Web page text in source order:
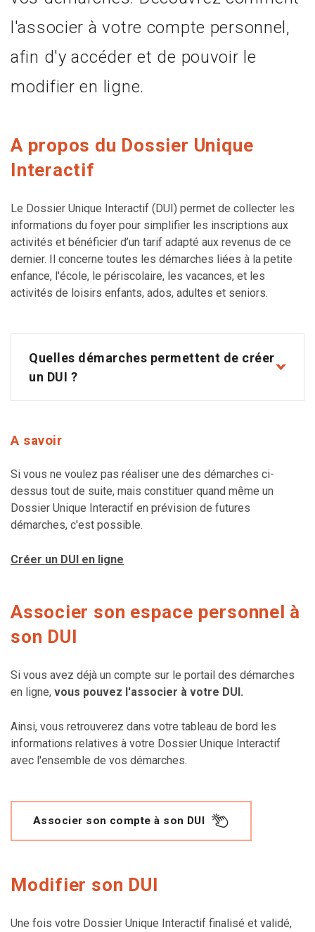
l'associer à votre compte personnel,
afin d'y accéder et de pouvoir le
modifier en ligne.
A propos du Dossier Unique
Interactif
Le Dossier Unique Interactif (DUI) permet de collecter les
informations du foyer pour simplifier les inscriptions aux
activités et bénéficier d’un tarif adapté aux revenus de ce
dernier. Il concerne toutes les démarches liées à la petite
enfance, l'école, le périscolaire, les vacances, et les
activités de loisirs enfants, ados, adultes et seniors.
Quelles démarches permettent de créer
un DUI ?
A savoir
Si vous ne voulez pas réaliser une des démarches ci-
dessus tout de suite, mais constituer quand même un
Dossier Unique Interactif en prévision de futures
démarches, c'est possible.
Créer un DUI en ligne
Associer son espace personnel à
son DUI
Si vous avez déjà un compte sur le portail des démarches
en ligne, vous pouvez l'associer à votre DUI.
Ainsi, vous retrouverez dans votre tableau de bord les
informations relatives à votre Dossier Unique Interactif
avec l'ensemble de vos démarches.
Associer son compte à son DUI
Modifier son DUI
Une fois votre Dossier Unique Interactif finalisé et validé,